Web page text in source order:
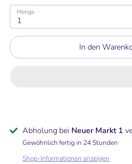
Menge
1
In den
Abholung bei Neuer Markt 1
Gewöhnlich fertig in 24 Stunden
Shop-Informationen anzeigen